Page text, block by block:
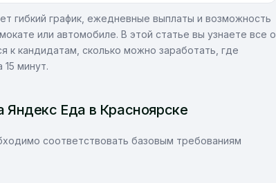
гибкий график, ежедневные выплаты и возможность
или автомобиле. В этой статье вы узнаете все о
к кандидатам, сколько можно заработать, где
минут.
Яндекс Еда в Красноярске
соответствовать базовым требованиям